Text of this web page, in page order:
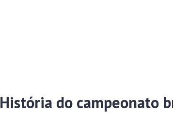
História do campeonato